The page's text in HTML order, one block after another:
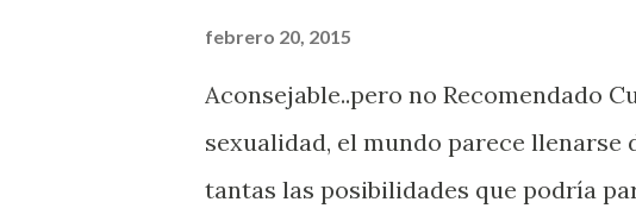
febrero 20, 2015
Aconsejable..pero no Recomendado
sexualidad, el mundo parece llenarse
tantas las posibilidades que podría